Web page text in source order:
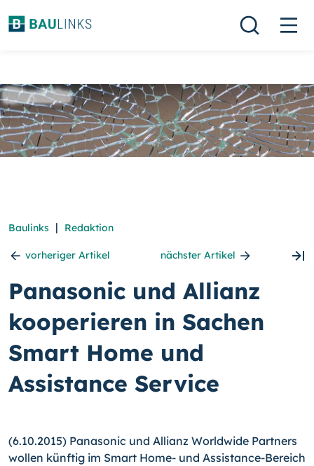
Baulinks | Redaktion
vorheriger Artikel nächster Artikel
Panasonic und Allianz
kooperieren in Sachen
Smart Home und
Assistance Service
(6.10.2015) Panasonic und Allianz Worldwide Partners
wollen künftig im Smart Home- und Assistance-Bereich